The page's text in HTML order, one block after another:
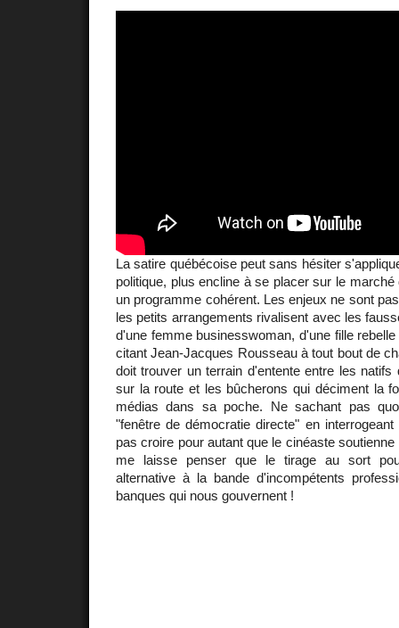
La satire québécoise peut sans hésiter
politique, plus encline à se placer sur le
un programme cohérent. Les enjeux ne sont
les petits arrangements rivalisent avec les
d'une femme businesswoman, d'une fille
citant Jean-Jacques Rousseau à tout bout de
doit trouver un terrain d'entente entre les natifs
sur la route et les bûcherons qui déciment la
médias dans sa poche. Ne sachant pas
"fenêtre de démocratie directe" en
pas croire pour autant que le cinéaste
me laisse penser que le tirage au sort
alternative à la bande d'incompétents
banques qui nous gouvernent !